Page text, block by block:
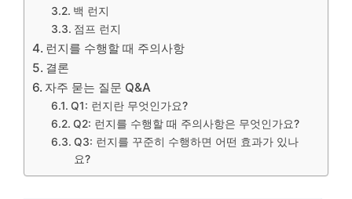
백 런지
점프 런지
런지를 수행할 때 주의사항
결론
자주 묻는 질문 Q&A
Q1: 런지란 무엇인가요?
Q2: 런지를 수행할 때 주의사항은 무엇인가요?
Q3: 런지를 꾸준히 수행하면 어떤 효과가 있나
요?